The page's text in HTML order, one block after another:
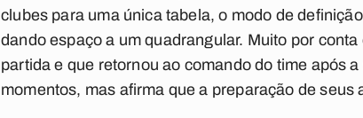
clubes para uma única tabela, o modo de
dando espaço a um quadrangular. Muito por
partida e que retornou ao comando do time após
momentos, mas afirma que a preparação de